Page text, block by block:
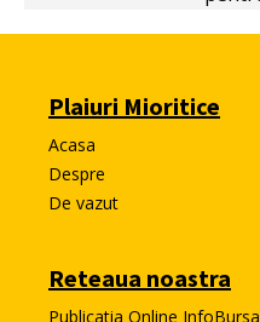
Plaiuri Mioritice
Acasa
Despre
De vazut
Reteaua noastra
Publicatia Online InfoBursa